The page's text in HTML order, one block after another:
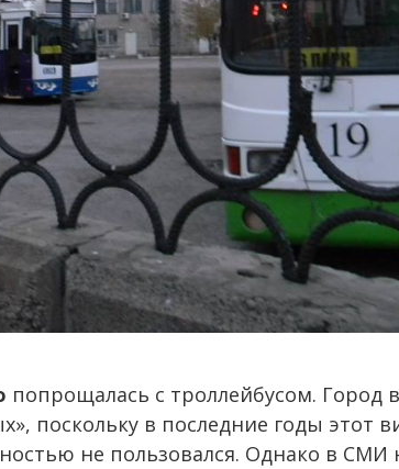
попрощалась с троллейбусом. Город
поскольку в последние годы этот
не пользовался. Однако в СМИ